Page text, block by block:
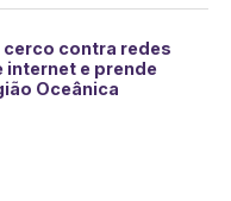
contra redes
internet e prende
Oceânica